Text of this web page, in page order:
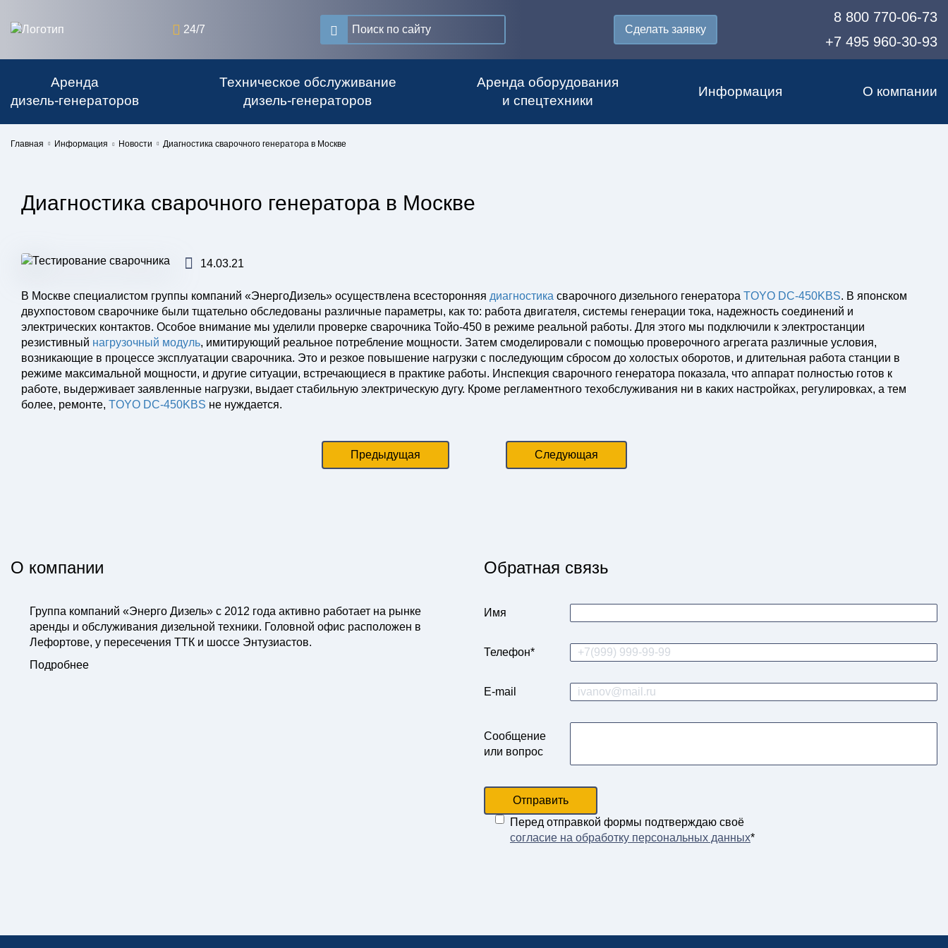
24/7 Сделать заявку
8 800 770-06-73
+7 495 960-30-93
Аренда
дизель-генераторов
Техническое обслуживание
дизель-генераторов
Аренда оборудования
и спецтехники
Информация О компании
Главная Информация Новости Диагностика сварочного генератора в Москве
Диагностика сварочного генератора в Москве
14.03.21
В Москве специалистом группы компаний «ЭнергоДизель» осуществлена всесторонняя диагностика сварочного дизельного генератора TOYO DC-450KBS. В японском
двухпостовом сварочнике были тщательно обследованы различные параметры, как то: работа двигателя, системы генерации тока, надежность соединений и
электрических контактов. Особое внимание мы уделили проверке сварочника Тойо-450 в режиме реальной работы. Для этого мы подключили к электростанции
резистивный нагрузочный модуль, имитирующий реальное потребление мощности. Затем смоделировали с помощью проверочного агрегата различные условия,
возникающие в процессе эксплуатации сварочника. Это и резкое повышение нагрузки с последующим сбросом до холостых оборотов, и длительная работа станции в
режиме максимальной мощности, и другие ситуации, встречающиеся в практике работы. Инспекция сварочного генератора показала, что аппарат полностью готов к
работе, выдерживает заявленные нагрузки, выдает стабильную электрическую дугу. Кроме регламентного техобслуживания ни в каких настройках, регулировках, а тем
более, ремонте, TOYO DC-450KBS не нуждается.
Предыдущая Следующая
О компании
Группа компаний «Энерго Дизель» с 2012 года активно работает на рынке
аренды и обслуживания дизельной техники. Головной офис расположен в
Лефортове, у пересечения ТТК и шоссе Энтузиастов.
Подробнее
Обратная связь
Имя
Телефон*
E-mail
Сообщение
или вопрос
Отправить
Перед отправкой формы подтверждаю своё
согласие на обработку персональных данных*